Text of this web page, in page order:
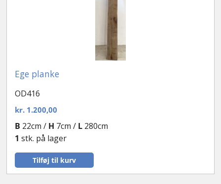
Ege planke
OD416
kr.1.200,00
Tilføj til kurv
B 22cm / H 7cm / L280cm
1 stk. på lager